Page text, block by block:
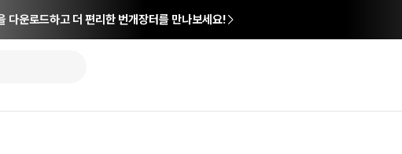
다운로드하고 더 편리한 번개장터를 만나보세요!